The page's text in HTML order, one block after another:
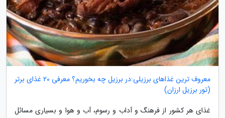
معروف ترین غذاهای برزیلی:در برزیل چه بخوریم؟ معرفی 20 غذای برتر
(تور برزیل ارزان)
غذای هر کشور از فرهنگ و آداب و رسوم، آب و هوا و بسیاری مسائل